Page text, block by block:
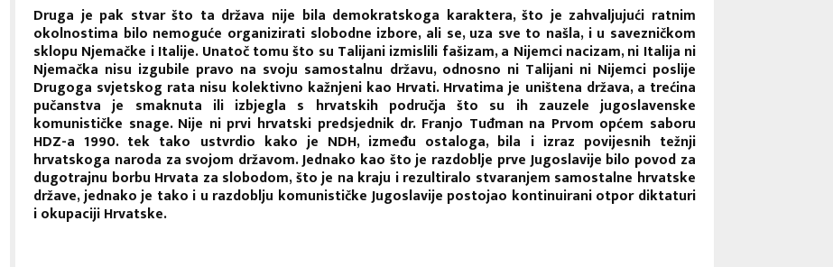
Druga je pak stvar što ta država nije bila demokratskoga karaktera, što je zahvaljujući ratnim
okolnostima bilo nemoguće organizirati slobodne izbore, ali se, uza sve to našla, i u savezničkom
sklopu Njemačke i Italije. Unatoč tomu što su Talijani izmislili fašizam, a Nijemci nacizam, ni Italija ni
Njemačka nisu izgubile pravo na svoju samostalnu državu, odnosno ni Talijani ni Nijemci poslije
Drugoga svjetskog rata nisu kolektivno kažnjeni kao Hrvati. Hrvatima je uništena država, a trećina
pučanstva je smaknuta ili izbjegla s hrvatskih područja što su ih zauzele jugoslavenske
komunističke snage. Nije ni prvi hrvatski predsjednik dr. Franjo Tuđman na Prvom općem saboru
HDZ-a 1990. tek tako ustvrdio kako je NDH, između ostaloga, bila i izraz povijesnih težnji
hrvatskoga naroda za svojom državom. Jednako kao što je razdoblje prve Jugoslavije bilo povod za
dugotrajnu borbu Hrvata za slobodom, što je na kraju i rezultiralo stvaranjem samostalne hrvatske
države, jednako je tako i u razdoblju komunističke Jugoslavije postojao kontinuirani otpor diktaturi
i okupaciji Hrvatske.